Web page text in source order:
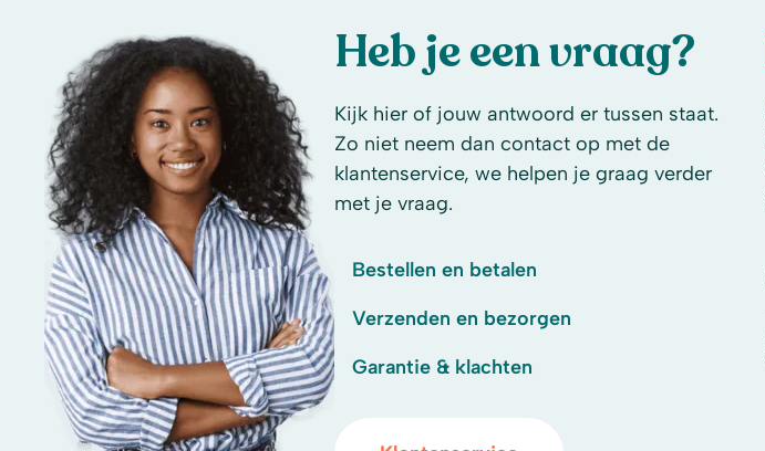
Heb je een vraag?
Kijk hier of jouw antwoord er tussen staat.
Zo niet neem dan contact op met de
klantenservice, we helpen je graag verder
met je vraag.
Bestellen en betalen
Verzenden en bezorgen
Garantie & klachten